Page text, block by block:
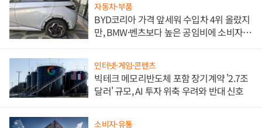
자동차·부품
BYD코리아 가격 앞세워 수입차 4위 올랐지
만, BMW·벤츠보다 높은 공임비에 소비자
인터넷·게임·콘텐츠
빅테크 메모리반도체 포함 장기계약 '2.7조
달러' 규모, AI 투자 위축 우려와 반대 신호
소비자·유통